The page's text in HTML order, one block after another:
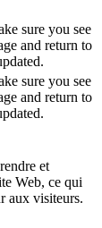
sure you see
and return to
sure you see
and return to
et
Web, ce qui
aux visiteurs.